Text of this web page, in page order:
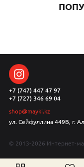
+7 (747) 447 47 97
+7 (727) 346 69 04
shop@mayki.kz
ул. Сейфуллина 449В, г.
© 2013-2026 Интернет-